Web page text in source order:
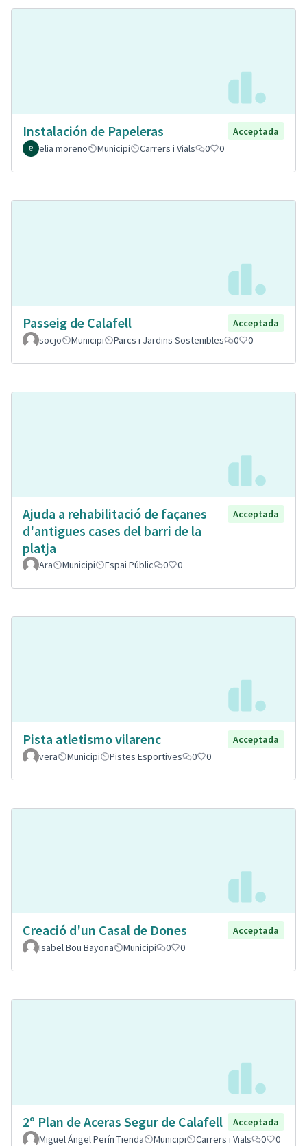
Instalación de Papeleras
Acceptada
elia moreno
Municipi Carrers i Vials 0 0
Passeig de Calafell
Acceptada
socjo
Municipi Parcs i Jardins Sostenibles 0 0
Ajuda a rehabilitació de façanes
d'antigues cases del barri de la
platja
Acceptada
Ara Municipi Espai Públic 0 0
Pista atletismo vilarenc
Acceptada
vera
Municipi Pistes Esportives 0 0
Creació d'un Casal de Dones
Acceptada
Isabel Bou Bayona
Municipi 0 0
2º Plan de Aceras Segur de Calafell
Acceptada
Miguel Ángel Perín Tienda
Municipi Carrers i Vials 0 0